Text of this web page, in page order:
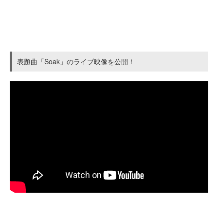
表題曲「Soak」のライブ映像を公開！